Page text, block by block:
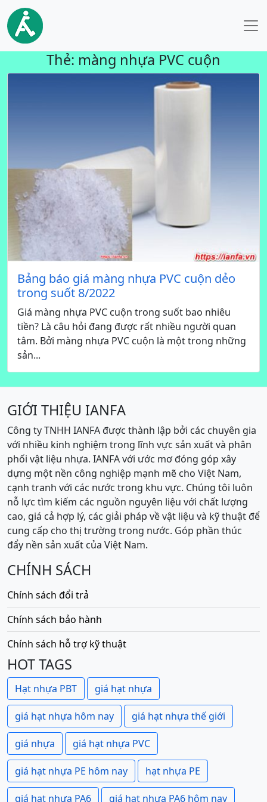
Thẻ: màng nhựa PVC cuộn
Bảng báo giá màng nhựa PVC cuộn dẻo
trong suốt 8/2022
Giá màng nhựa PVC cuộn trong suốt bao nhiêu
tiền? Là câu hỏi đang được rất nhiều người quan
tâm. Bởi màng nhựa PVC cuộn là một trong những
sản...
GIỚI THIỆU IANFA
Công ty TNHH IANFA được thành lập bởi các chuyên gia
với nhiều kinh nghiệm trong lĩnh vực sản xuất và phân
phối vật liệu nhựa. IANFA với ước mơ đóng góp xây
dựng một nền công nghiệp mạnh mẽ cho Việt Nam,
cạnh tranh với các nước trong khu vực. Chúng tôi luôn
nỗ lực tìm kiếm các nguồn nguyên liệu với chất lượng
cao, giá cả hợp lý, các giải pháp về vật liệu và kỹ thuật để
cung cấp cho thị trường trong nước. Góp phần thúc
đẩy nền sản xuất của Việt Nam.
CHÍNH SÁCH
Chính sách đổi trả
Chính sách bảo hành
Chính sách hỗ trợ kỹ thuật
HOT TAGS
Hạt nhựa PBT giá hạt nhựa
giá hạt nhựa hôm nay giá hạt nhựa thế giới
giá nhựa giá hạt nhựa PVC
giá hạt nhựa PE hôm nay hạt nhựa PE
giá hạt nhựa PA6 giá hạt nhựa PA6 hôm nay